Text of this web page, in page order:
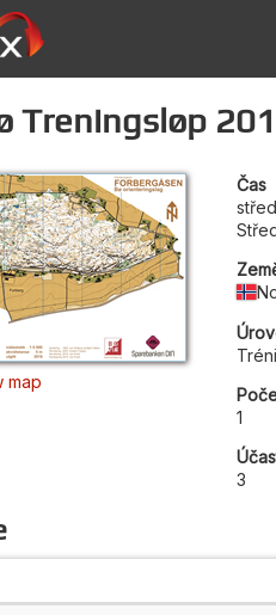
Treningsløp
map
Čas
1
3